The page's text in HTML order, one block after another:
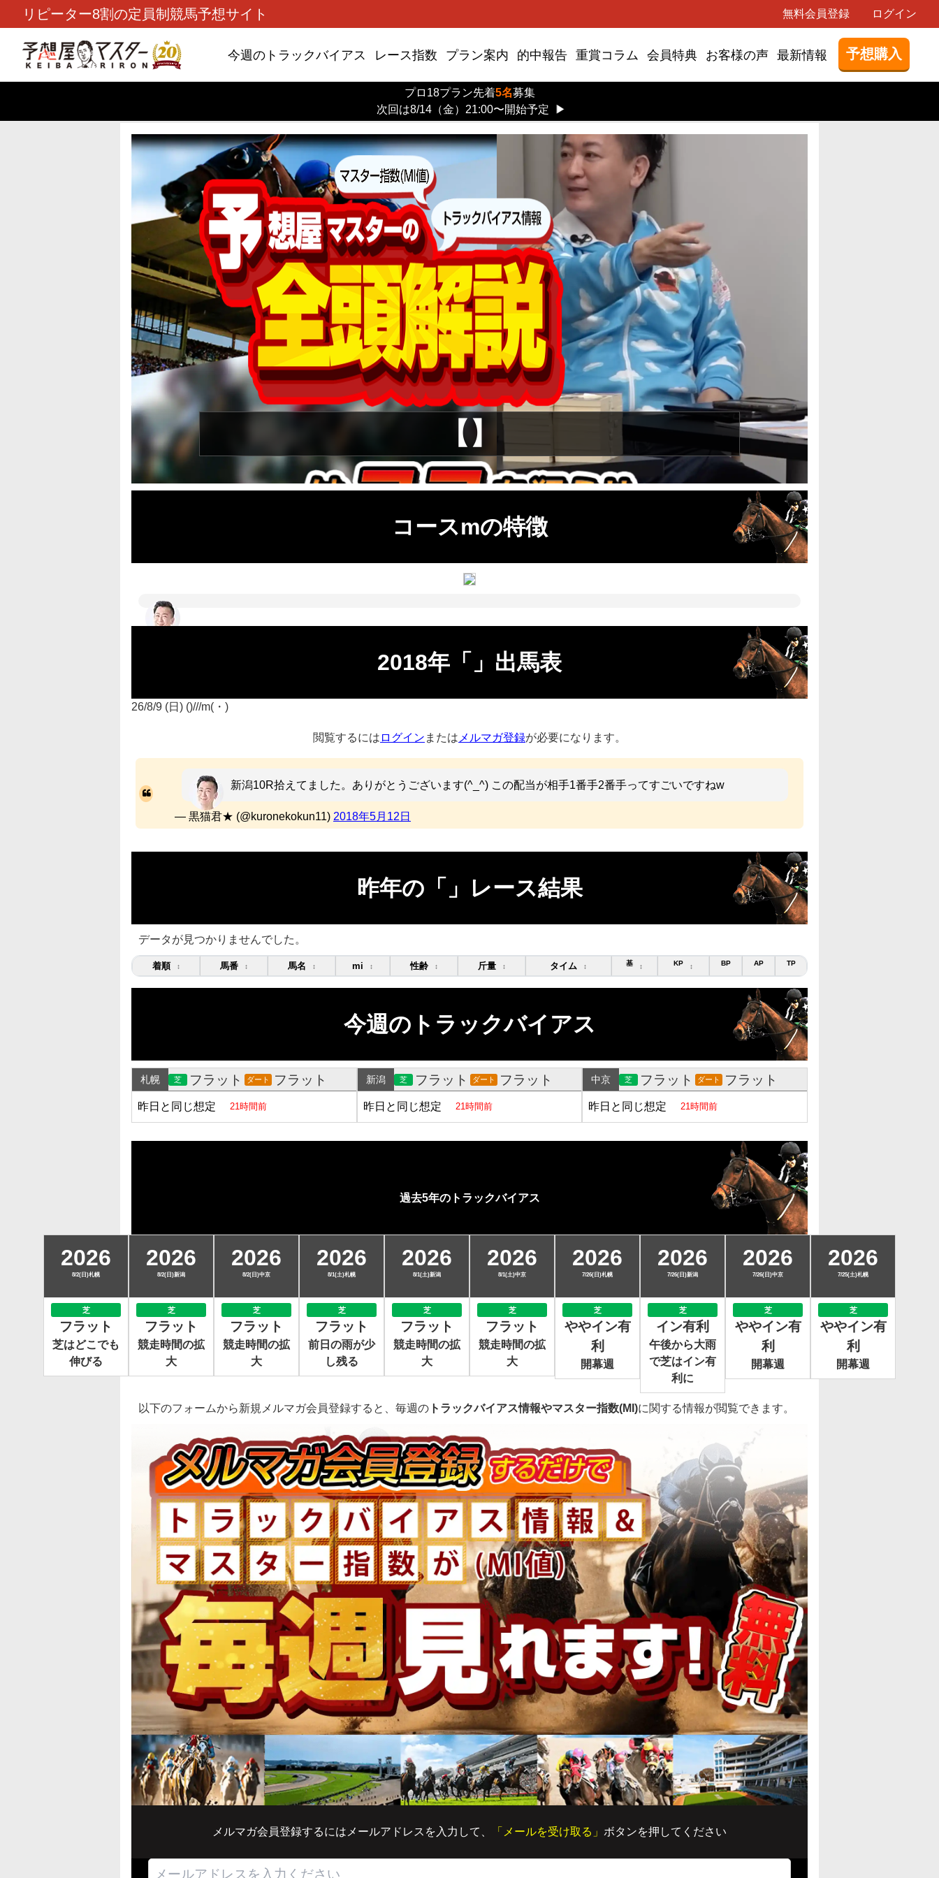
リピーター8割の定員制競馬予想サイト 無料会員登録 ログイン
今週のトラックバイアス レース指数 プラン案内 的中報告 重賞コラム 会員特典 お客様の声 最新情報 予想購入
プロ18プラン先着5名募集
次回は8/14（金）21:00〜開始予定
▶
【】
コースmの特徴
2018年「」出馬表
26/8/9 (日) ()///m(・)
閲覧するには ログイン または メルマガ登録が必要になります。
新潟10R拾えてました。ありがとうございます(^_^) この配当が相手1番手2番手ってすごいですねw
— 黒猫君★ (@kuronekokun11) 2018年5月12日
昨年の「」レース結果
データが見つかりませんでした。
着順 ↕ 馬番 ↕ 馬名 ↕ mi ↕ 性齢 ↕ 斤量 ↕ タイム ↕ 基 ↕ KP ↕ BP AP TP
今週のトラックバイアス
札幌 芝 フラット ダート フラット
昨日と同じ想定 21時間前
新潟 芝 フラット ダート フラット
昨日と同じ想定 21時間前
中京 芝 フラット ダート フラット
昨日と同じ想定 21時間前
過去5年のトラックバイアス
2026
8/2(日)札幌
芝
フラット
芝はどこでも
伸びる
2026
8/2(日)新潟
芝
フラット
競走時間の拡
大
2026
8/2(日)中京
芝
フラット
競走時間の拡
大
2026
8/1(土)札幌
芝
フラット
前日の雨が少
し残る
2026
8/1(土)新潟
芝
フラット
競走時間の拡
大
2026
8/1(土)中京
芝
フラット
競走時間の拡
大
2026
7/26(日)札幌
芝
ややイン有
利
開幕週
2026
7/26(日)新潟
芝
イン有利
午後から大雨
で芝はイン有
利に
2026
7/26(日)中京
芝
ややイン有
利
開幕週
2026
7/25(土)札幌
芝
ややイン有
利
開幕週
以下のフォームから新規メルマガ会員登録すると、毎週の トラックバイアス情報やマスター指数(MI)に関する情報が閲覧できます。
メルマガ会員登録するにはメールアドレスを入力して、 「メールを受け取る」 ボタンを押してください